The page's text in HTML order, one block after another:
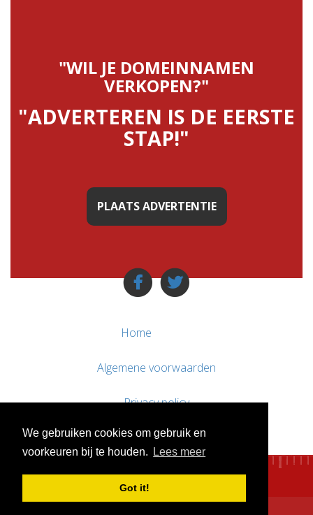
We gebruiken cookies om gebruik en
voorkeuren bij te houden.
Lees meer
Got it!
"WIL JE DOMEINNAMEN
VERKOPEN?"
"ADVERTEREN IS DE EERSTE
STAP!"
PLAATS ADVERTENTIE
Home
Algemene voorwaarden
Privacy policy
Contact / Support